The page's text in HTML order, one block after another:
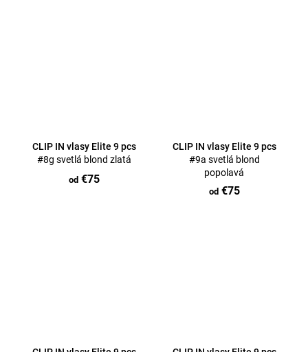
CLIP IN vlasy Elite 9 pcs
#8g svetlá blond zlatá
od€75
CLIP IN vlasy Elite 9 pcs
#9a svetlá blond
popolavá
od€75